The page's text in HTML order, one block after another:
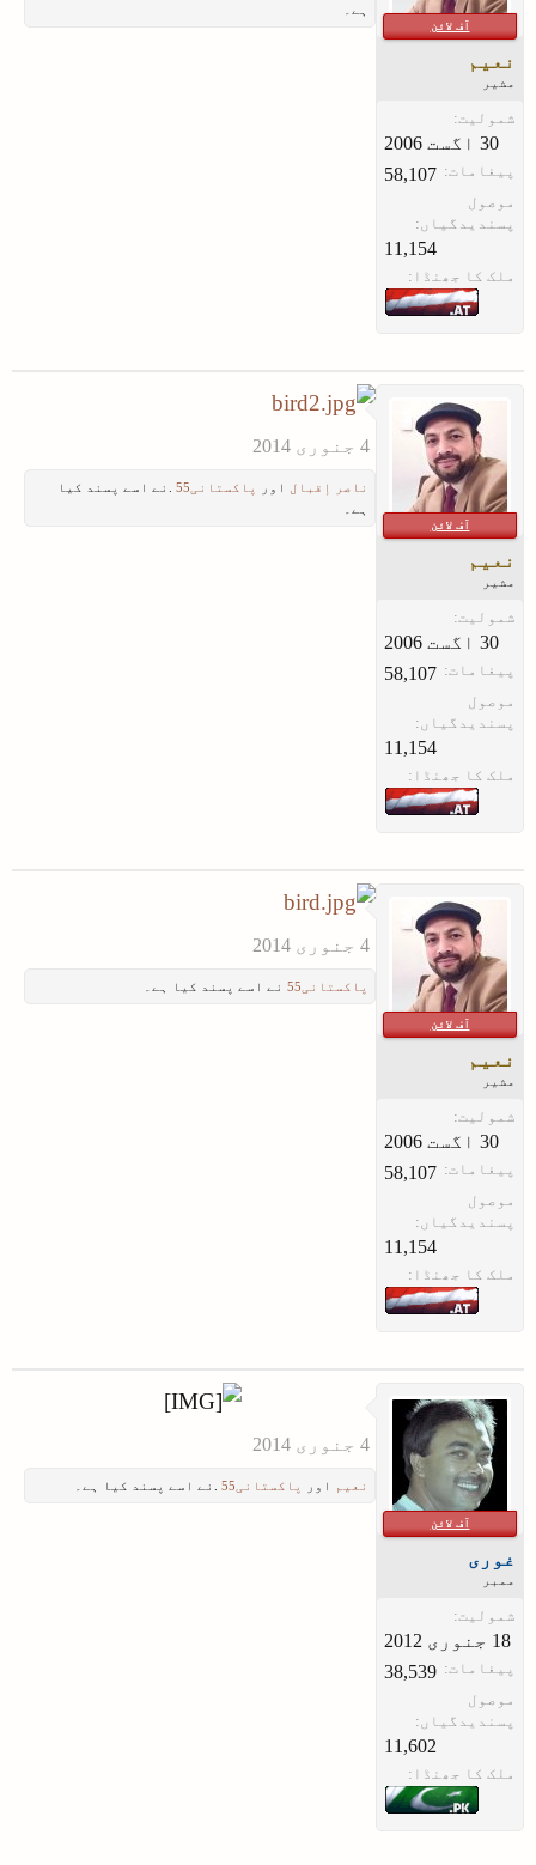
آف لائن
نعیم
مشیر
شمولیت:
پیغامات: 58,107
موصول
پسندیدگیاں:
11,154
ملک کا جھنڈا:
ہے۔
آف لائن
نعیم
مشیر
شمولیت:
پیغامات: 58,107
موصول
پسندیدگیاں:
11,154
ملک کا جھنڈا:
ناصر إقبال اور پاکستانی55
.نے اسے پسند کیا
ہے۔
آف لائن
نعیم
مشیر
شمولیت:
پیغامات: 58,107
موصول
پسندیدگیاں:
11,154
ملک کا جھنڈا:
پاکستانی55 نے اسے پسند کیا ہے۔
آف لائن
غوری
ممبر
شمولیت:
پیغامات: 38,539
موصول
پسندیدگیاں:
11,602
ملک کا جھنڈا:
نعیم اور پاکستانی55 .نے اسے پسند کیا ہے۔